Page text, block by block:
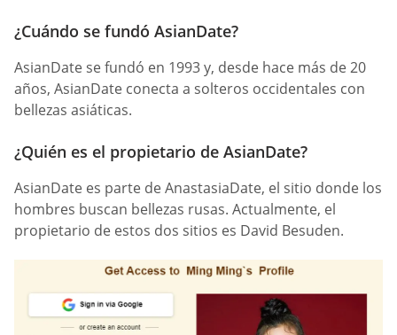
¿Cuándo se fundó AsianDate?
AsianDate se fundó en 1993 y, desde hace más de 20
años, AsianDate conecta a solteros occidentales con
bellezas asiáticas.
¿Quién es el propietario de AsianDate?
AsianDate es parte de AnastasiaDate, el sitio donde los
hombres buscan bellezas rusas. Actualmente, el
propietario de estos dos sitios es David Besuden.